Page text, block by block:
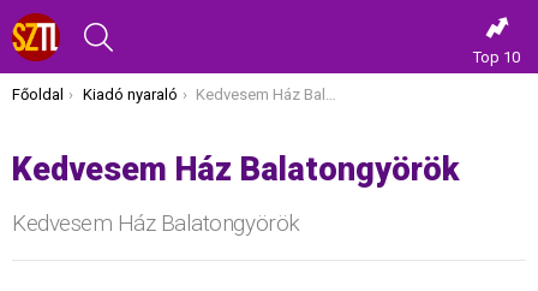
Top 10
Itt vagy most:
Főoldal Kiadó nyaraló Kedvesem Ház Balatongyörök
Kedvesem Ház Balatongyörök
Kedvesem Ház Balatongyörök